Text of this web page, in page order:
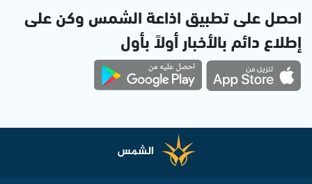
احصل على تطبيق اذاعة الشمس وكن على
إطلاع دائم بالأخبار أولاً بأول